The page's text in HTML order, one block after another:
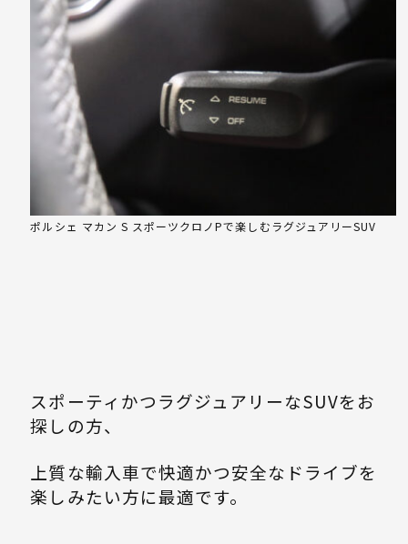
ポルシェ マカン S スポーツクロノPで楽しむラグジュアリーSUV
スポーティかつラグジュアリーなSUVをお
探しの方、
上質な輸入車で快適かつ安全なドライブを
楽しみたい方に最適です。